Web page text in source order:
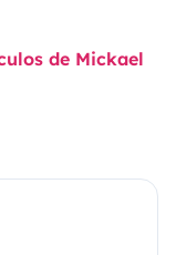
de Mickael